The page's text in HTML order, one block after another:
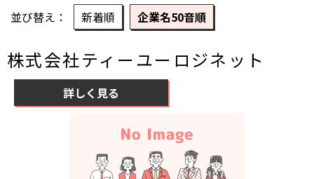
並び替え
新着順 企業名50音順
株式会社ティーユーロジネット
詳しく見る